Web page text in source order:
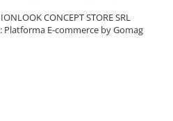
CONCEPT STORE SRL
Platforma E-commerce by Gomag